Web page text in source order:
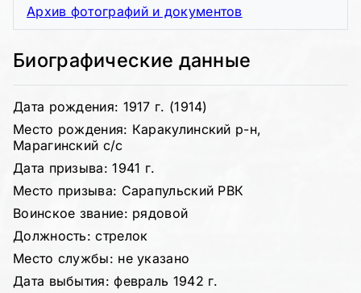
Биографические данные
Дата рождения: 1917 г. (1914)
Место рождения: Каракулинский р-н,
Марагинский с/с
Дата призыва: 1941 г.
Место призыва: Сарапульский РВК
Воинское звание: рядовой
Должность: стрелок
Место службы: не указано
Дата выбытия: февраль 1942 г.
Архив фотографий и документов